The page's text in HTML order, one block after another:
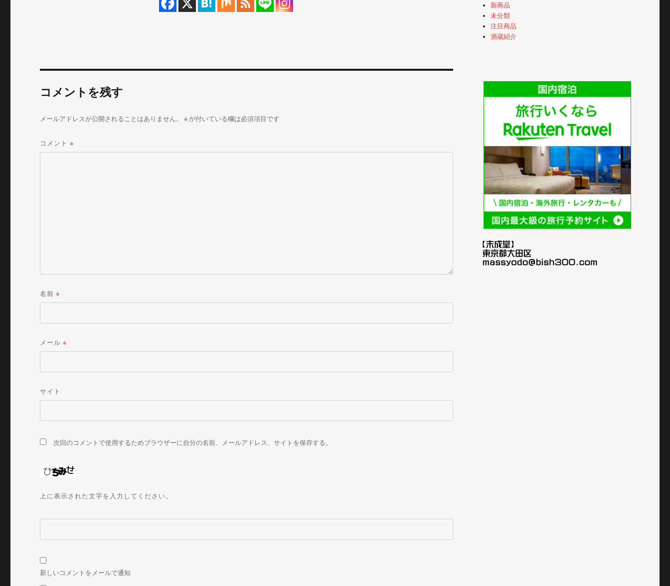
コメントを残す
メールアドレスが公開されることはありません。 ※が付いている欄は必須項目です
コメント※
名前※
メール※
サイト
次回のコメントで使用するためブラウザーに自分の名前、メールアドレス、サイトを保存する。
上に表示された文字を入力してください。
新しいコメントをメールで通知
新商品
未分類
注目商品
酒蔵紹介